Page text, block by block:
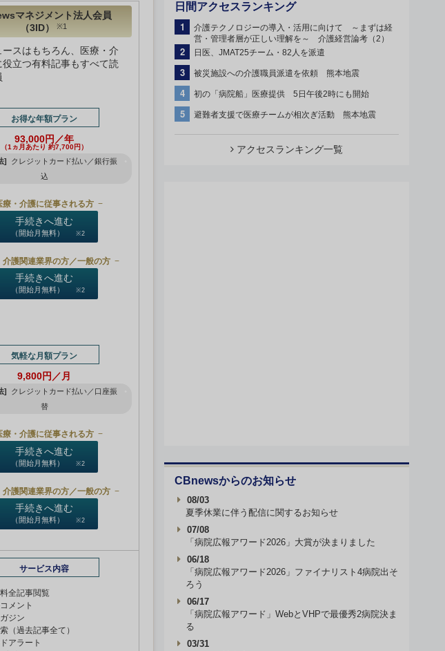
マネジメント法人会員
（3ID）
※1
ースはもちろん、医療・介
役立つ有料記事もすべて読
お得な年額プラン
93,000円／年
（1ヵ月あたり 約7,700円）
]
クレジットカード払い／銀行振
込
療・介護に従事される方
手続きへ進む
（開始月無料） ※2
介護関連業界の方／一般の方
手続きへ進む
（開始月無料） ※2
気軽な月額プラン
9,800円／月
]
クレジットカード払い／口座振
替
療・介護に従事される方
手続きへ進む
（開始月無料） ※2
介護関連業界の方／一般の方
手続きへ進む
（開始月無料） ※2
サービス内容
全記事閲覧
メント
ジン
（過去記事全て）
アラート
日間アクセスランキング
1
介護テクノロジーの導入・活用に向けて ～まずは経
営・管理者層が正しい理解を～ 介護経営論考（2）
2 日医、JMAT25チーム・82人を派遣
3 被災施設への介護職員派遣を依頼 熊本地震
4 初の「病院船」医療提供 5日午後2時にも開始
5 避難者支援で医療チームが相次ぎ活動 熊本地震
アクセスランキング一覧
CBnewsからのお知らせ
08/03
夏季休業に伴う配信に関するお知らせ
07/08
「病院広報アワード2026」大賞が決まりました
06/18
「病院広報アワード2026」ファイナリスト4病院出そ
ろう
06/17
「病院広報アワード」WebとVHPで最優秀2病院決ま
る
03/31